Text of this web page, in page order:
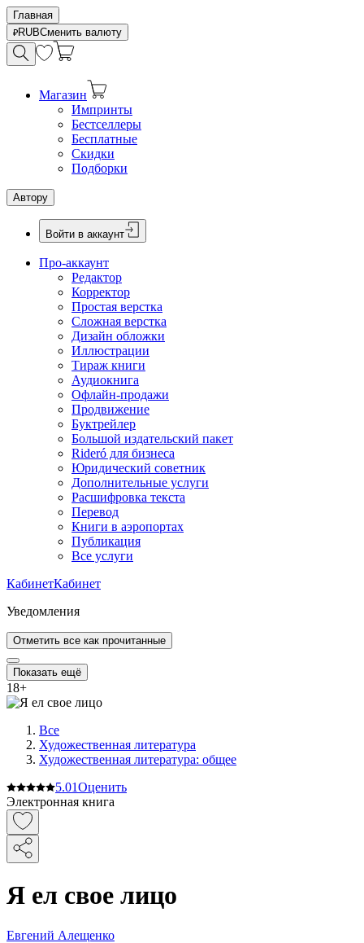
Главная
RUBСменить валюту
Магазин
Импринты
Бестселлеры
Бесплатные
Скидки
Подборки
Автору
Войти в аккаунт
Про-аккаунт
Редактор
Корректор
Простая верстка
Сложная верстка
Дизайн обложки
Иллюстрации
Тираж книги
Аудиокнига
Офлайн-продажи
Продвижение
Буктрейлер
Большой издательский пакет
Rideró для бизнеса
Юридический советник
Дополнительные услуги
Расшифровка текста
Перевод
Книги в аэропортах
Публикация
Все услуги
КабинетКабинет
Уведомления
Отметить все как прочитанные
Показать ещё
18+
Все
Художественная литература
Художественная литература: общее
5.01Оценить
Электронная книга
Я ел свое лицо
Евгений Алещенко